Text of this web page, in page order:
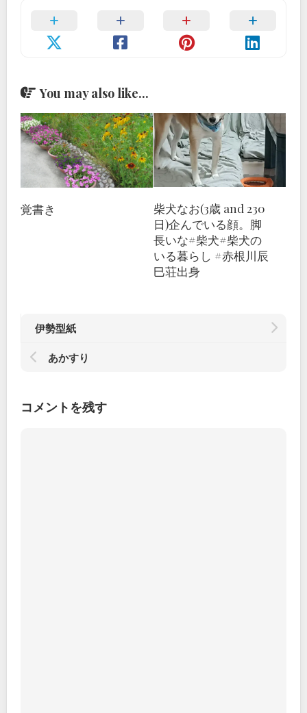
You may also like...
覚書き
柴犬なお(3歳 and 230
日)企んでいる顔。脚
長いな#柴犬#柴犬の
いる暮らし #赤根川辰
巳荘出身
伊勢型紙
あかすり
コメントを残す